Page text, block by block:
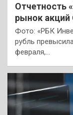
Отчетность
рынок
Фото: «РБК
рубль
февраля,…